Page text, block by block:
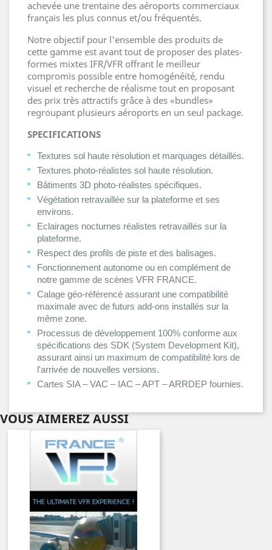
achevée une trentaine des aéroports commerciaux
français les plus connus et/ou fréquentés.
Notre objectif pour l'ensemble des produits de
cette gamme est avant tout de proposer des plates-
formes mixtes IFR/VFR offrant le meilleur
compromis possible entre homogénéité, rendu
visuel et recherche de réalisme tout en proposant
des prix très attractifs grâce à des «bundles»
regroupant plusieurs aéroports en un seul package.
SPECIFICATIONS
Textures sol haute résolution et marquages détaillés.
Textures photo-réalistes sol haute résolution.
Bâtiments 3D photo-réalistes spécifiques.
Végétation retravaillée sur la plateforme et ses
environs.
Eclairages nocturnes réalistes retravaillés sur la
plateforme.
Respect des profils de piste et des balisages.
Fonctionnement autonome ou en complément de
notre gamme de scènes VFR FRANCE.
Calage géo-référencé assurant une compatibilité
maximale avec de futurs add-ons installés sur la
même zone.
Processus de développement 100% conforme aux
spécifications des SDK (System Development Kit),
assurant ainsi un maximum de compatibilité lors de
l'arrivée de nouvelles versions.
Cartes SIA – VAC – IAC – APT – ARRDEP fournies.
VOUS AIMEREZ AUSSI